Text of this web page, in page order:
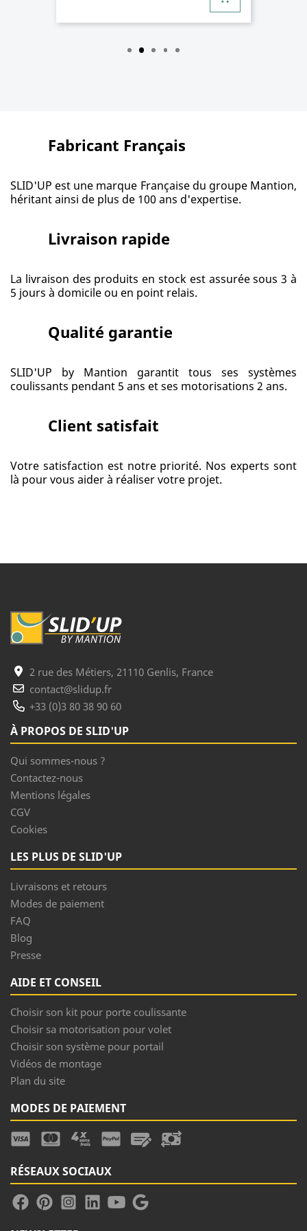
Fabricant Français
SLID'UP est une marque Française du groupe Mantion,
héritant ainsi de plus de 100 ans d'expertise.
Livraison rapide
La livraison des produits en stock est assurée sous 3 à
5 jours à domicile ou en point relais.
Qualité garantie
SLID'UP by Mantion garantit tous ses systèmes
coulissants pendant 5 ans et ses motorisations 2 ans.
Client satisfait
Votre satisfaction est notre priorité. Nos experts sont
là pour vous aider à réaliser votre projet.
2 rue des Métiers, 21110 Genlis, France
contact@slidup.fr
+33 (0)3 80 38 90 60
À PROPOS DE SLID'UP
Qui sommes-nous ?
Contactez-nous
Mentions légales
CGV
Cookies
LES PLUS DE SLID'UP
Livraisons et retours
Modes de paiement
FAQ
Blog
Presse
AIDE ET CONSEIL
Choisir son kit pour porte coulissante
Choisir sa motorisation pour volet
Choisir son système pour portail
Vidéos de montage
Plan du site
MODES DE PAIEMENT
RÉSEAUX SOCIAUX